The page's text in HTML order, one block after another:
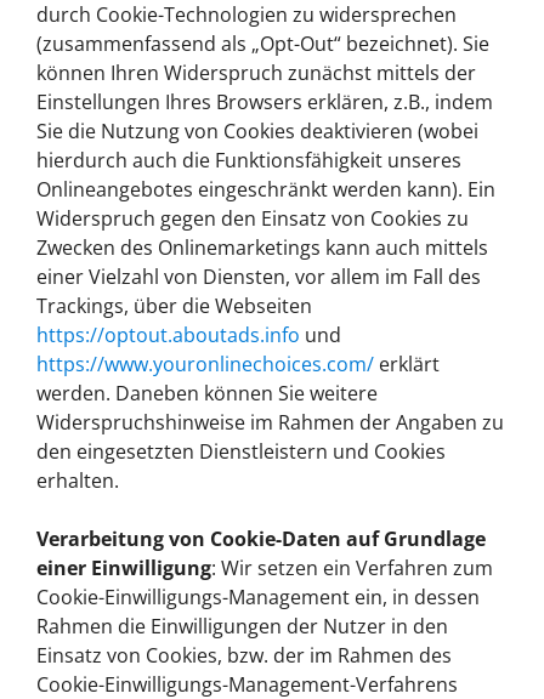
durch Cookie-Technologien zu widersprechen
(zusammenfassend als „Opt-Out“ bezeichnet). Sie
können Ihren Widerspruch zunächst mittels der
Einstellungen Ihres Browsers erklären, z.B., indem
Sie die Nutzung von Cookies deaktivieren (wobei
hierdurch auch die Funktionsfähigkeit unseres
Onlineangebotes eingeschränkt werden kann). Ein
Widerspruch gegen den Einsatz von Cookies zu
Zwecken des Onlinemarketings kann auch mittels
einer Vielzahl von Diensten, vor allem im Fall des
Trackings, über die Webseiten
https://optout.aboutads.info und
https://www.youronlinechoices.com/ erklärt
werden. Daneben können Sie weitere
Widerspruchshinweise im Rahmen der Angaben zu
den eingesetzten Dienstleistern und Cookies
erhalten.
Verarbeitung von Cookie-Daten auf Grundlage
einer Einwilligung: Wir setzen ein Verfahren zum
Cookie-Einwilligungs-Management ein, in dessen
Rahmen die Einwilligungen der Nutzer in den
Einsatz von Cookies, bzw. der im Rahmen des
Cookie-Einwilligungs-Management-Verfahrens